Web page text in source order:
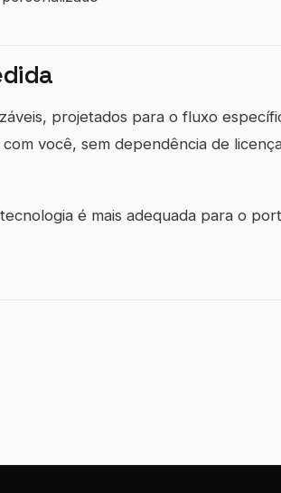
projetados para o fluxo
você, sem dependência de
é mais adequada para o